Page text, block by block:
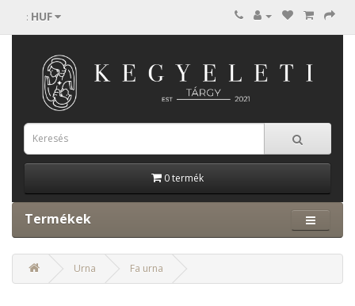
: HUF
0 termék
Termékek
Urna Fa urna